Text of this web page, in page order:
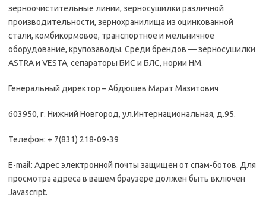
зерноочистительные линии, зерносушилки различной
производительности, зернохранилища из оцинкованной
стали, комбикормовое, транспортное и мельничное
оборудование, крупозаводы. Среди брендов — зерносушилки
ASTRA и VESTA, сепараторы БИС и БЛС, нории НМ.
Генеральный директор – Абдюшев Марат Мазитович
603950, г. Нижний Новгород, ул.Интернациональная, д.95.
Телефон: + 7(831) 218-09-39
E-mail: Адрес электронной почты защищен от спам-ботов. Для
просмотра адреса в вашем браузере должен быть включен
Javascript.